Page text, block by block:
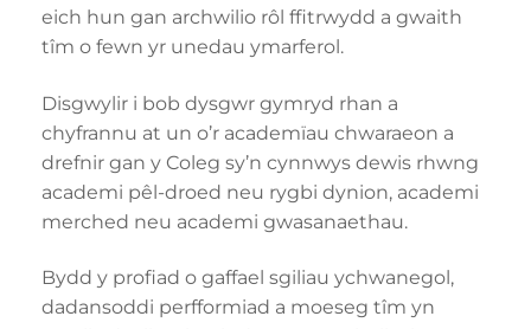
eich hun gan archwilio rôl ffitrwydd a gwaith
tîm o fewn yr unedau ymarferol.
Disgwylir i bob dysgwr gymryd rhan a
chyfrannu at un o’r academïau chwaraeon a
drefnir gan y Coleg sy’n cynnwys dewis rhwng
academi pêl-droed neu rygbi dynion, academi
merched neu academi gwasanaethau.
Bydd y profiad o gaffael sgiliau ychwanegol,
dadansoddi perfformiad a moeseg tîm yn